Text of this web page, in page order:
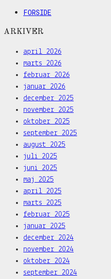
FORSIDE
ARKIVER
april 2026
marts 2026
februar 2026
januar 2026
december 2025
november 2025
oktober 2025
september 2025
august 2025
juli 2025
juni 2025
maj 2025
april 2025
marts 2025
februar 2025
januar 2025
december 2024
november 2024
oktober 2024
september 2024